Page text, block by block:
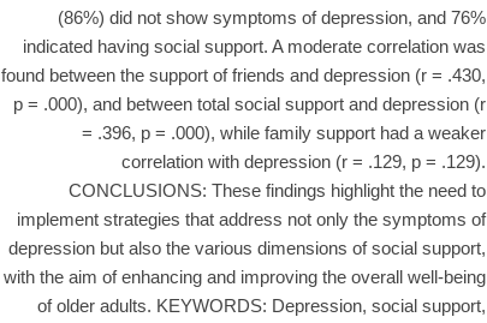
(86%) did not show symptoms of depression, and 76%
indicated having social support. A moderate correlation was
found between the support of friends and depression (r = .430,
p = .000), and between total social support and depression (r
= .396, p = .000), while family support had a weaker
correlation with depression (r = .129, p = .129).
CONCLUSIONS: These findings highlight the need to
implement strategies that address not only the symptoms of
depression but also the various dimensions of social support,
with the aim of enhancing and improving the overall well-being
of older adults. KEYWORDS: Depression, social support,